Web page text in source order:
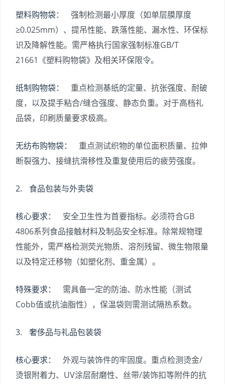
塑料购物袋：
强制检测最小厚度（如单层膜厚度
≥0.025mm）、提吊性能、跌落性能、漏水性、环保标
识及降解性能。需严格执行国家强制标准GB/T
21661《塑料购物袋》及相关环保限令。
纸制购物袋：
重点检测基纸的定量、抗张强度、耐破
度，以及提手粘合/缝合强度、静态负重。对于高档礼
品袋，印刷质量要求极高。
无纺布购物袋：
重点测试织物的单位面积质量、拉伸
断裂强力、接缝抗滑移性及重复使用后的疲劳强度。
2. 食品包装与外卖袋
核心要求：
安全卫生性为首要指标。必须符合GB
4806系列食品接触材料及制品安全标准。除常规物理
性能外，需严格检测荧光物质、溶剂残留、微生物限量
以及特定迁移物（如塑化剂、重金属）。
特殊要求：
需具备一定的防油、防水性能（测试
Cobb值或抗油脂性），保温袋则需测试隔热系数。
3. 奢侈品与礼品包装袋
核心要求：
外观与装饰件的牢固度。重点检测烫金/
烫银附着力、UV涂层耐磨性、丝带/装饰扣等附件的抗